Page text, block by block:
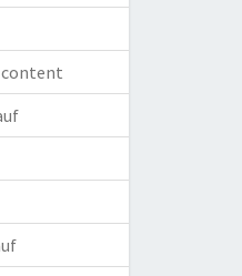
content